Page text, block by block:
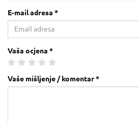
E-mail adresa *
Vaša ocjena *
Vaše mišljenje / komentar *